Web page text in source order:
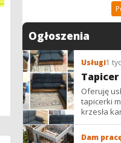
Ogłoszenia
Usługi1
Tapicer
Oferuję
tapicerki
krzesła kanapy sofy fotele .renowacja mebli
Dam